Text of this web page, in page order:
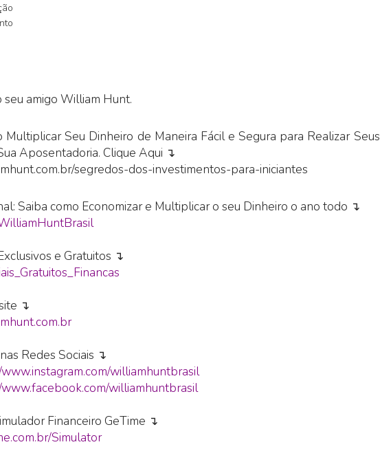
seu amigo William Hunt.
Seu Dinheiro de Maneira Fácil e Segura para Realizar Seus
Aposentadoria. Clique Aqui ↴
segredos-dos-investimentos-para-iniciantes
Saiba como Economizar e Multiplicar o seu Dinheiro o ano todo ↴
e Gratuitos ↴
↴
Redes Sociais ↴
williamhuntbrasil
williamhuntbrasil
Financeiro GeTime ↴
Simulator